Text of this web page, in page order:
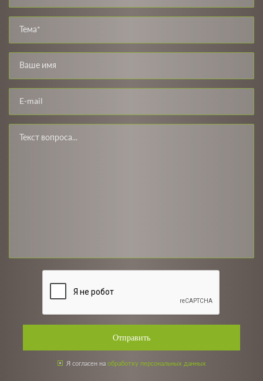
Отправить
Я согласен на обработку персональных данных